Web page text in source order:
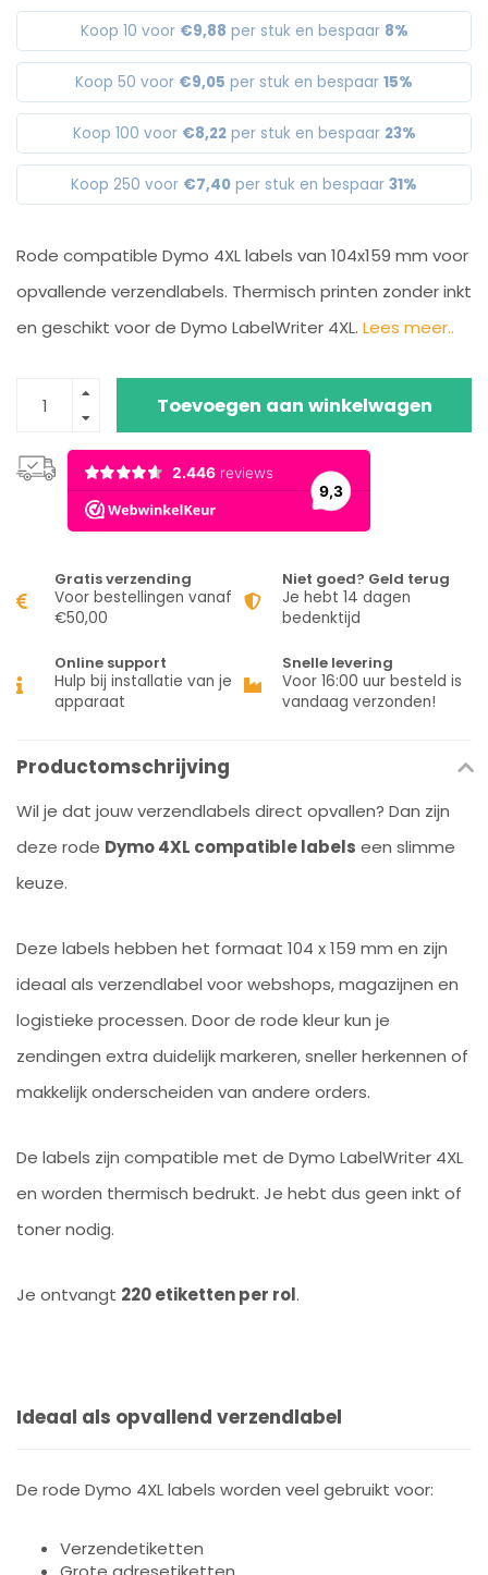
Koop 10 voor €9,88 per stuk en bespaar 8%
Koop 50 voor €9,05 per stuk en bespaar 15%
Koop 100 voor €8,22per stuk en bespaar 23%
Koop 250 voor €7,40 per stuk en bespaar 31%
Rode compatible Dymo 4XL labels van 104x159 mm voor
opvallende verzendlabels. Thermisch printen zonder inkt
en geschikt voor de Dymo LabelWriter 4XL. Lees meer..
Toevoegen aan winkelwagen
Gratis verzending
Voor bestellingen vanaf
€50,00
Niet goed? Geld terug
Je hebt 14 dagen
bedenktijd
Online support
Hulp bij installatie van je
apparaat
Snelle levering
Voor 16:00 uur besteld is
vandaag verzonden!
Productomschrijving
Wil je dat jouw verzendlabels direct opvallen? Dan zijn
deze rode Dymo 4XL compatible labels een slimme
keuze.
Deze labels hebben het formaat 104 x 159 mm en zijn
ideaal als verzendlabel voor webshops, magazijnen en
logistieke processen. Door de rode kleur kun je
zendingen extra duidelijk markeren, sneller herkennen of
makkelijk onderscheiden van andere orders.
De labels zijn compatible met de Dymo LabelWriter 4XL
en worden thermisch bedrukt. Je hebt dus geen inkt of
toner nodig.
Je ontvangt 220 etiketten per rol.
Ideaal als opvallend verzendlabel
De rode Dymo 4XL labels worden veel gebruikt voor:
Verzendetiketten